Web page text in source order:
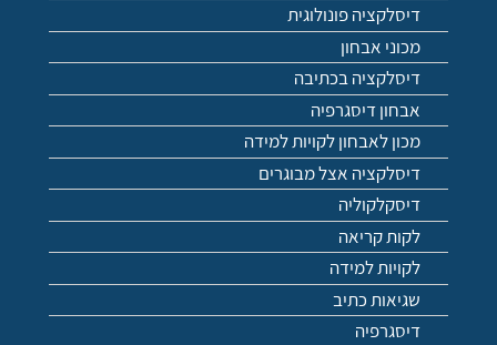
דיסלקציה פונולוגית
מכוני אבחון
דיסלקציה בכתיבה
אבחון דיסגרפיה
מכון לאבחון לקויות למידה
דיסלקציה אצל מבוגרים
דיסקלקוליה
לקות קריאה
לקויות למידה
שגיאות כתיב
דיסגרפיה